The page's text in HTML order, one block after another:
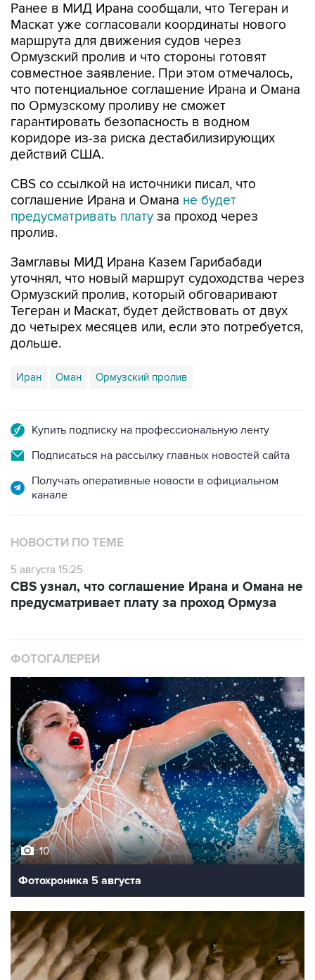
Ранее в МИД Ирана сообщали, что Тегеран и
Маскат уже согласовали координаты нового
маршрута для движения судов через
Ормузский пролив и что стороны готовят
совместное заявление. При этом отмечалось,
что потенциальное соглашение Ирана и Омана
по Ормузскому проливу не сможет
гарантировать безопасность в водном
коридоре из-за риска дестабилизирующих
действий США.
CBS со ссылкой на источники писал, что
соглашение Ирана и Омана не будет
предусматривать плату за проход через
пролив.
Замглавы МИД Ирана Казем Гарибабади
уточнял, что новый маршрут судоходства через
Ормузский пролив, который обговаривают
Тегеран и Маскат, будет действовать от двух
до четырех месяцев или, если это потребуется,
дольше.
Иран Оман Ормузский пролив
Купить подписку на профессиональную ленту
Подписаться на рассылку главных новостей сайта
Получать оперативные новости в официальном
канале
НОВОСТИ ПО ТЕМЕ
5 августа 15:25
CBS узнал, что соглашение Ирана и Омана не
предусматривает плату за проход Ормуза
ФОТОГАЛЕРЕИ
10
Фотохроника 5 августа